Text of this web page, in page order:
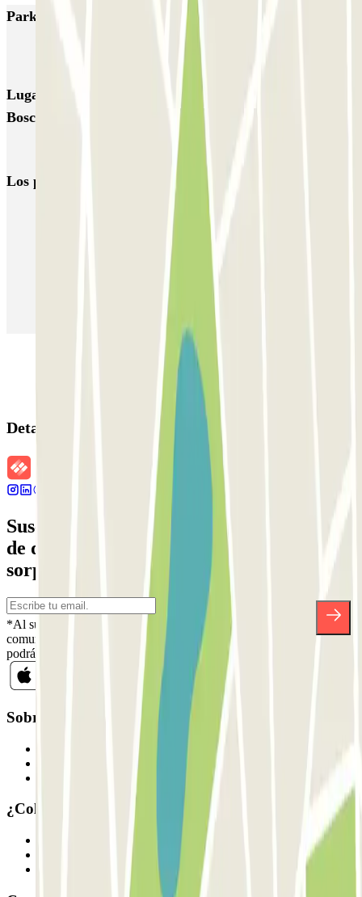
Parkings más valorados en Eindhoven
Q-Park Mathildelaan
Lugares y eventos interesantes cerca de ParkBee Don
Boscostraat
Parking aeropuerto Eindhoven al mejor precio | Parclick
Los parkings más reservados
Parking en Barcelona
Parking en Aeropuerto Barcelona
Parking en Aeropuerto Madrid Barajas
Parking en Sants - Estación de Barcelona
Detalles de la reserva
Suscríbete a nuestra newsletter y entérate
de descuentos, sorteos y otras muchas
sorpresas.
*Al suscribirte aceptas nuestra Política de Privacidad para recibir
comunicaciones comerciales de Parclick. Sin ningún compromiso,
podrás darte de baja cuando quieras en la misma newsletter.
Sobre Parclick
¿Colaboramos?
Proveedor de parking